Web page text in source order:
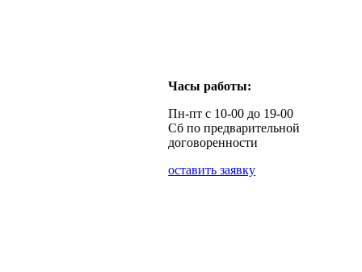
Часы работы:
Пн-пт с 10-00 до 19-00
Сб по предварительной
договоренности
оставить заявку